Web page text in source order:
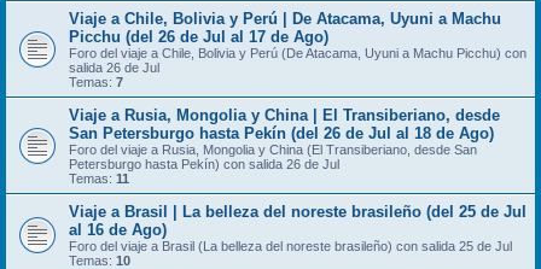
Viaje a Chile, Bolivia y Perú | De Atacama, Uyuni a Machu
Picchu (del 26 de Jul al 17 de Ago)
Foro del viaje a Chile, Bolivia y Perú (De Atacama, Uyuni a Machu Picchu) con
salida 26 de Jul
Temas: 7
Viaje a Rusia, Mongolia y China | El Transiberiano, desde
San Petersburgo hasta Pekín (del 26 de Jul al 18 de Ago)
Foro del viaje a Rusia, Mongolia y China (El Transiberiano, desde San
Petersburgo hasta Pekín) con salida 26 de Jul
Temas: 11
Viaje a Brasil | La belleza del noreste brasileño (del 25 de Jul
al 16 de Ago)
Foro del viaje a Brasil (La belleza del noreste brasileño) con salida 25 de Jul
Temas: 10